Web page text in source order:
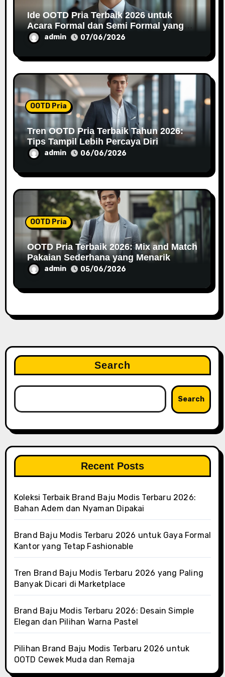
nIde OOTD Pria Terbaik 2026 untuk
Acara Formal dan Semi Formal yang
Stylish
admin 07/06/2026
OOTD Pria
Tren OOTD Pria Terbaik Tahun 2026:
Tips Tampil Lebih Percaya Diri
admin 06/06/2026
OOTD Pria
OOTD Pria Terbaik 2026: Mix and Match
Pakaian Sederhana yang Menarik
admin 05/06/2026
Search
Search
Recent Posts
Koleksi Terbaik Brand Baju Modis Terbaru 2026:
Bahan Adem dan Nyaman Dipakai
Brand Baju Modis Terbaru 2026 untuk Gaya Formal
Kantor yang Tetap Fashionable
Tren Brand Baju Modis Terbaru 2026 yang Paling
Banyak Dicari di Marketplace
Brand Baju Modis Terbaru 2026: Desain Simple
Elegan dan Pilihan Warna Pastel
Pilihan Brand Baju Modis Terbaru 2026 untuk
OOTD Cewek Muda dan Remaja